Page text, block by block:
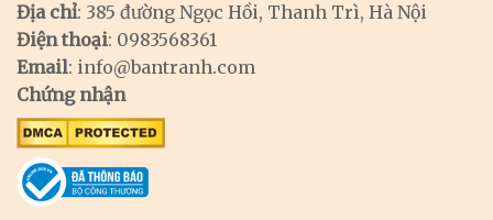
Địa chỉ: 385 đường Ngọc Hồi, Thanh Trì, Hà Nội
Điện thoại: 0983568361
Email: info@bantranh.com
Chứng nhận